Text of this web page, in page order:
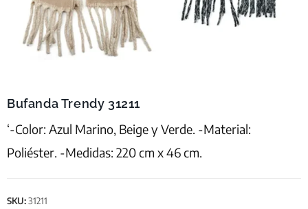
Bufanda Trendy 31211
‘-Color: Azul Marino, Beige y Verde. -Material:
Poliéster. -Medidas: 220 cm x 46 cm.
SKU:31211